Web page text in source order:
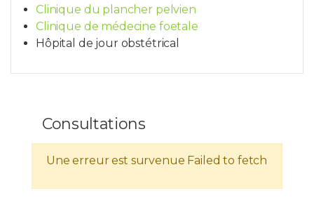
Clinique du plancher pelvien
Clinique de médecine foetale
Hôpital de jour obstétrical
Consultations
Une erreur est survenue Failed to fetch